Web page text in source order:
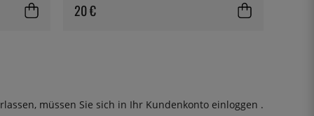
20 €
müssen Sie sich in Ihr Kundenkonto einloggen .